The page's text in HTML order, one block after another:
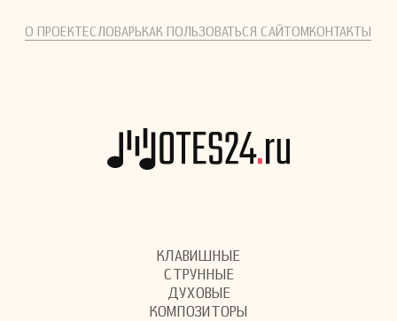
О ПРОЕКТЕСЛОВАРЬКАК ПОЛЬЗОВАТЬСЯ САЙТОМКОНТАКТЫ
КЛАВИШНЫЕ
СТРУННЫЕ
ДУХОВЫЕ
КОМПОЗИТОРЫ